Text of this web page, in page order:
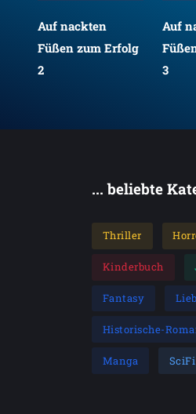
Auf nackten
Füßen zum Erfolg
2
Auf
3
... beliebte
Thriller
Kinderbuch
Fantasy
Historische-
Manga SciFi